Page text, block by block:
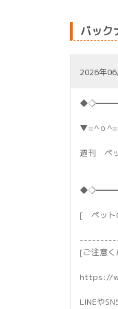
バック
2026年06
▼=^ｏ
週刊 ペ
[ ペット
[ご注意
https://
LINEや